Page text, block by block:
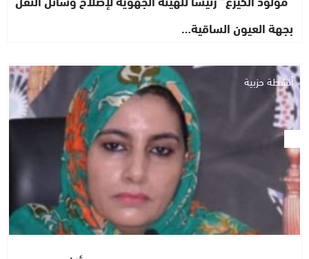
بجهة العيون الساقية…
أنشطة حزبية